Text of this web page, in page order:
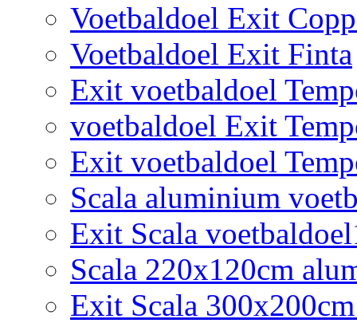
Voetbaldoel Exit
Voetbaldoel Exit Finta
Exit voetbaldoel
voetbaldoel Exit
Exit voetbaldoel
Scala aluminium
Exit Scala
Scala 220x120cm
Exit Scala